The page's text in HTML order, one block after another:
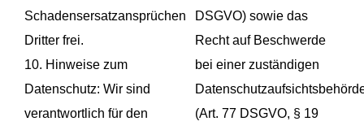
Schadensersatzansprüchen
Dritter frei.
10. Hinweise zum
Datenschutz: Wir sind
verantwortlich für den
DSGVO) sowie das
Recht auf Beschwerde
bei einer zuständigen
(Art. 77 DSGVO, § 19